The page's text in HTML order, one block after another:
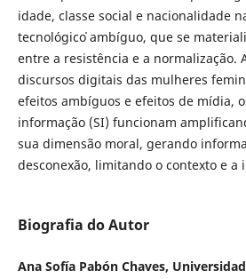
idade, classe social e nacionalidade
tecnológicoˈ ambíguo, que se
entre a resistência e a normalização.
discursos digitais das mulheres
efeitos ambíguos e efeitos de mídia,
informação (SI) funcionam
sua dimensão moral, gerando
desconexão, limitando o contexto e a
Biografia do Autor
Ana Sofía Pabón Chaves,